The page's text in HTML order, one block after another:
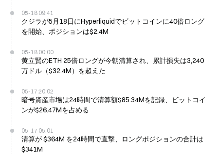
05-18 09:41
クジラが5月18日にHyperliquidでビットコインに40倍ロング
を開始、ポジションは$2.4M
05-18 00:00
黄立賢のETH 25倍ロングが今朝清算され、累計損失は3,240
万ドル（$32.4M）を超えた
05-17 20:02
暗号資産市場は24時間で清算額$85.34Mを記録、ビットコイ
ンが$26.47Mを占める
05-17 05:01
清算が $364M を24時間で直撃、ロングポジションの合計は
$341M